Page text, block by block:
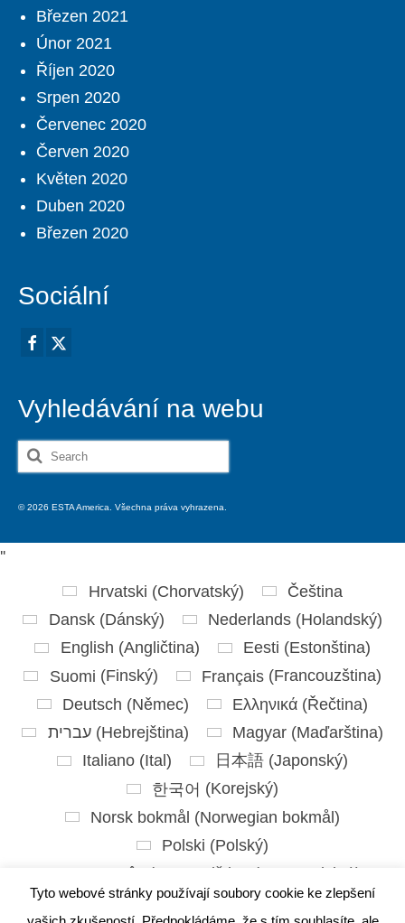
Březen 2021
Únor 2021
Říjen 2020
Srpen 2020
Červenec 2020
Červen 2020
Květen 2020
Duben 2020
Březen 2020
Sociální
Vyhledávání na webu
Search
for:
© 2026 ESTA America. Všechna práva vyhrazena.
Tyto webové stránky používají soubory cookie ke zlepšení
''
Hrvatski (Chorvatský)
Čeština
Dansk(Dánský) Nederlands(Holandský)
English (Angličtina) Eesti (Estonština)
Suomi (Finský) Français(Francouzština)
Deutsch (Němec) Ελληνικά (Řečtina)
עברית(Hebrejština) Magyar(Maďarština)
Italiano (Ital ) 日本語 (Japonský)
한국어 (Korejský)
Norsk bokmål (Norwegian bokmål)
Polski (Polský)
Português
(Portugalština ( Portugalsko))
Slovenčina(Slovenština)